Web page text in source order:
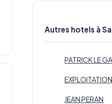
Autres hotels à
PATRICK LE
JEAN PERAN